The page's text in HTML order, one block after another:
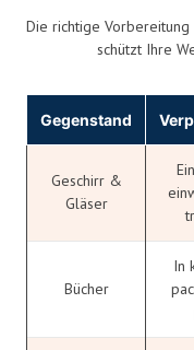
Die richtige
schützt Ihre
Gegenstand
Geschirr &
Gläser
Bücher
In